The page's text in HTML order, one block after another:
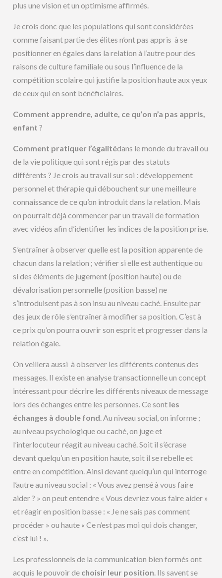
plus une vision et un optimisme affirmés.
Je crois donc que les populations qui sont considérées
comme faisant partie des élites n’ont pas appris à se
positionner en égales dans la relation à l’autre pour des
raisons de culture familiale ou sous l’influence de la
compétition scolaire qui justifie la position haute aux yeux
de ceux qui en sont bénéficiaires.
Comment apprendre, adulte, ce qu’on n’a pas appris,
enfant?
Comment pratiquer l’égalitédans le monde du travail ou
de la vie politique qui sont régis par des statuts
différents ? Je crois au travail sur soi : développement
personnel et thérapie qui débouchent sur une meilleure
connaissance de ce qu’on introduit dans la relation. Mais
on pourrait déjà commencer par un travail de formation
avec vidéos afin d’identifier les indices de la position prise.
S’entraîner à observer quelle est la position apparente de
chacun dans la relation ; vérifier si elle est authentique ou
si des éléments de jugement (position haute) ou de
dévalorisation personnelle (position basse) ne
s’introduisent pas à son insu au niveau caché. Ensuite par
des jeux de rôle s’entraîner à modifier sa position. C’est à
ce prix qu’on pourra ouvrir son esprit et progresser dans la
relation égale.
On veillera aussi à observer les différents contenus des
messages. Il existe en analyse transactionnelle un concept
intéressant pour décrire les différents niveaux de message
lors des échanges entre les personnes. Ce sont les
échanges à double fond. Au niveau social, on informe ;
au niveau psychologique ou caché, on juge et
l’interlocuteur réagit au niveau caché. Soit il s’écrase
devant quelqu’un en position haute, soit il se rebelle et
entre en compétition. Ainsi devant quelqu’un qui interroge
l’autre au niveau social : « Vous avez pensé à vous faire
aider ? » on peut entendre « Vous devriez vous faire aider »
et réagir en position basse : « Je ne sais pas comment
procéder » ou haute « Ce n’est pas moi qui dois changer,
c’est lui ! ».
Les professionnels de la communication bien formés ont
acquis le pouvoir de choisir leur position. Ils savent se